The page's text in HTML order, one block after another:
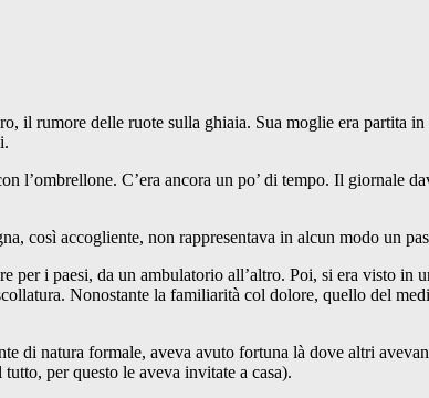
rumore delle ruote sulla ghiaia. Sua moglie era partita in
l’ombrellone. C’era ancora un po’ di tempo. Il giornale
così accogliente, non rappresentava in alcun modo un
i paesi, da un ambulatorio all’altro. Poi, si era visto in
Nonostante la familiarità col dolore, quello del
di natura formale, aveva avuto fortuna là dove altri
per questo le aveva invitate a casa).